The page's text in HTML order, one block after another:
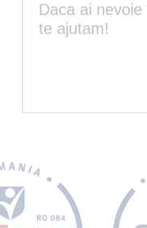
Daca ai
te ajutam!